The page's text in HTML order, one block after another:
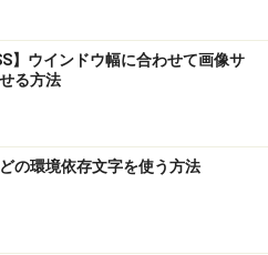
】ウインドウ幅に合わせて画像サ
る方法
の環境依存文字を使う方法